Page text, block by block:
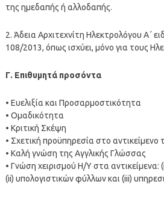
της ημεδαπής ή αλλοδαπής.
2. Άδεια Αρχιτεχνίτη Ηλεκτρολόγου Α΄
108/2013, όπως ισχύει, μόνο για τους
Γ. Επιθυμητά προσόντα
• Ευελιξία και Προσαρμοστικότητα
• Ομαδικότητα
• Κριτική Σκέψη
• Σχετική προϋπηρεσία στο αντικείμενο
• Καλή γνώση της Αγγλικής Γλώσσας
• Γνώση χειρισμού Η/Υ στα αντικείμενα:
(ii) υπολογιστικών φύλλων και (iii)